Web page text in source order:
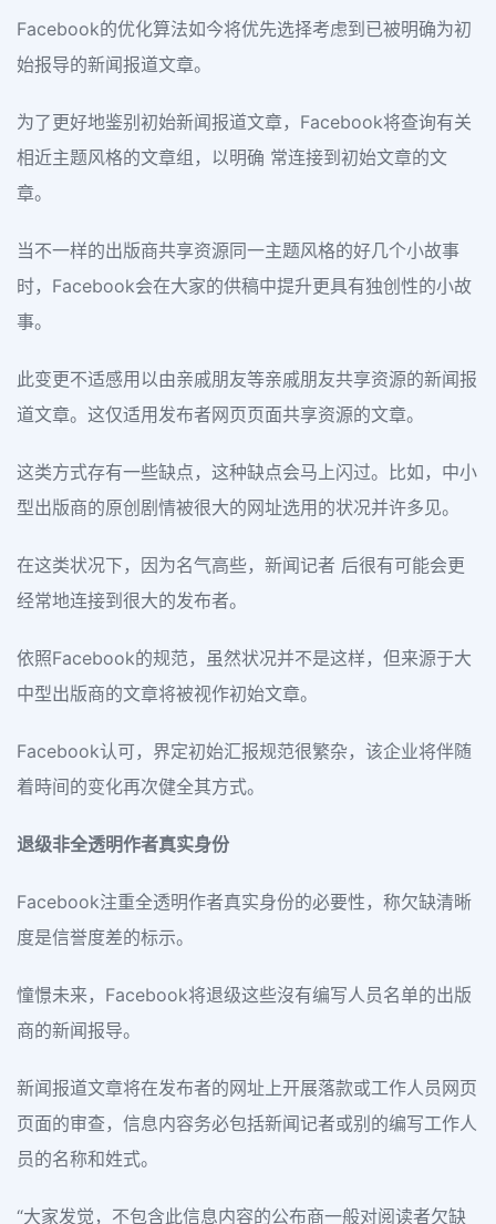
Facebook的优化算法如今将优先选择考虑到已被明确为初
始报导的新闻报道文章。
为了更好地鉴别初始新闻报道文章，Facebook将查询有关
相近主题风格的文章组，以明确 常连接到初始文章的文
章。
当不一样的出版商共享资源同一主题风格的好几个小故事
时，Facebook会在大家的供稿中提升更具有独创性的小故
事。
此变更不适感用以由亲戚朋友等亲戚朋友共享资源的新闻报
道文章。这仅适用发布者网页页面共享资源的文章。
这类方式存有一些缺点，这种缺点会马上闪过。比如，中小
型出版商的原创剧情被很大的网址选用的状况并许多见。
在这类状况下，因为名气高些，新闻记者 后很有可能会更
经常地连接到很大的发布者。
依照Facebook的规范，虽然状况并不是这样，但来源于大
中型出版商的文章将被视作初始文章。
Facebook认可，界定初始汇报规范很繁杂，该企业将伴随
着時间的变化再次健全其方式。
退级非全透明作者真实身份
Facebook注重全透明作者真实身份的必要性，称欠缺清晰
度是信誉度差的标示。
憧憬未来，Facebook将退级这些沒有编写人员名单的出版
商的新闻报导。
新闻报道文章将在发布者的网址上开展落款或工作人员网页
页面的审查，信息内容务必包括新闻记者或别的编写工作人
员的名称和姓式。
“大家发觉，不包含此信息内容的公布商一般对阅读者欠缺